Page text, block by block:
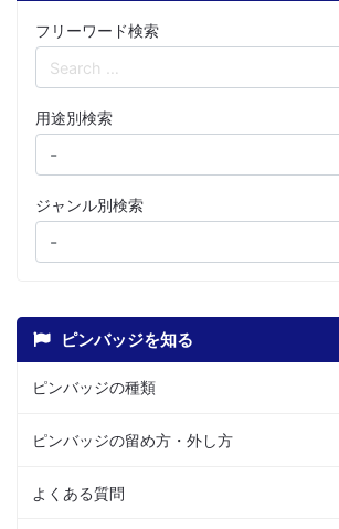
フリーワード検索
Search
用途別検索
ジャンル別検索
ピンバッジを知る
ピンバッジの種類
ピンバッジの留め方・外し方
よくある質問